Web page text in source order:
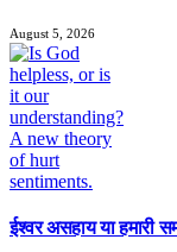
August 5, 2026
ईश्वर असहाय या हमारी